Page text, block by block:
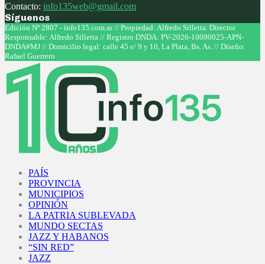
Contacto: info135web@gmail.com
Síguenos
Facebook
Twitter
Instagram
Youtube
Edición Nº 2807 - info135.com.ar // Propiedad: Alfredo Silletta. Director
Responsable: Alfredo Silletta // Registro DNDA: PV-2026-10090025-APN-
DNDA#MJ // Domicilio legal: calle 45 e/ 9 y 10, La Plata, Bs. As. // Diseño:
Rafael Guerrero
PAÍS
PROVINCIA
MUNICIPIOS
OPINIÓN
LA PATRIA SUBLEVADA
MUNDO SECTAS
JAZZ Y HABANOS
“SIN RED”
JAZZ